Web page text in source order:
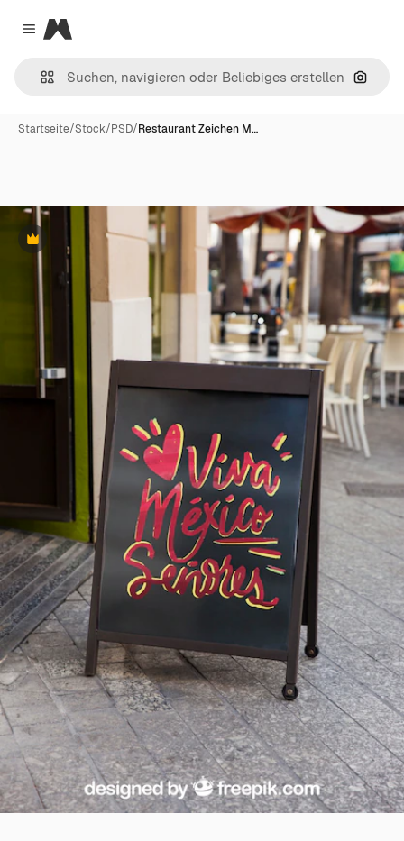
Close menu
Magnific
Nach
Startseite/Stock/PSD/Restaurant Zeichen M…
Premium